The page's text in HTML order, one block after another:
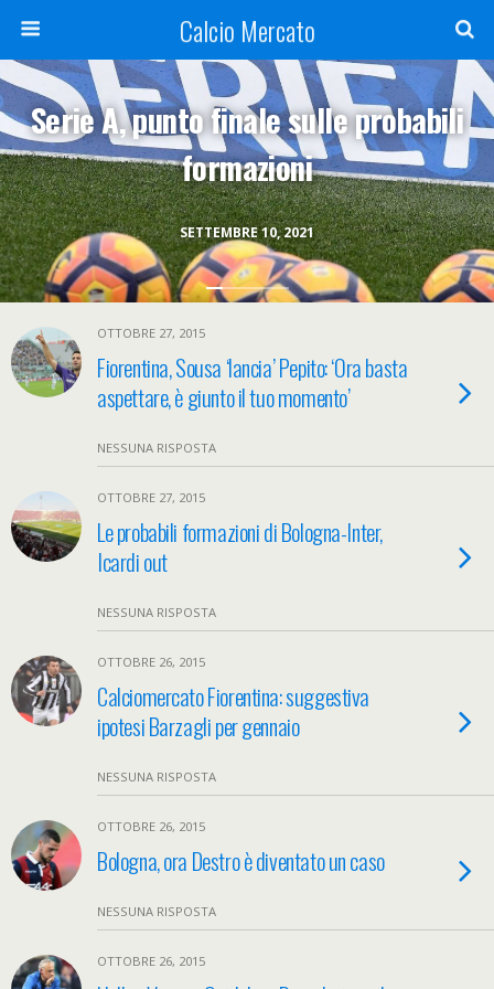
Calcio Mercato
SETTEMBRE 10, 2021
Serie A, punto finale sulle probabili
formazioni
OTTOBRE 27, 2015
Fiorentina, Sousa ‘lancia’ Pepito: ‘Ora basta
aspettare, è giunto il tuo momento’
NESSUNA RISPOSTA
OTTOBRE 27, 2015
Le probabili formazioni di Bologna-Inter,
Icardi out
NESSUNA RISPOSTA
OTTOBRE 26, 2015
Calciomercato Fiorentina: suggestiva
ipotesi Barzagli per gennaio
NESSUNA RISPOSTA
OTTOBRE 26, 2015
Bologna, ora Destro è diventato un caso
NESSUNA RISPOSTA
OTTOBRE 26, 2015